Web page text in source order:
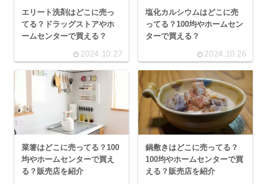
エリート洗剤はどこに売っ
てる？ドラッグストアやホ
ームセンターで買える？
2024.10.27
塩化カルシウムはどこに売
ってる？100均やホームセン
ターで買える？
2024.10.26
菜箸はどこに売ってる？100
均やホームセンターで買え
る？販売店を紹介
鍋敷きはどこに売ってる？
100均やホームセンターで買
える？販売店を紹介